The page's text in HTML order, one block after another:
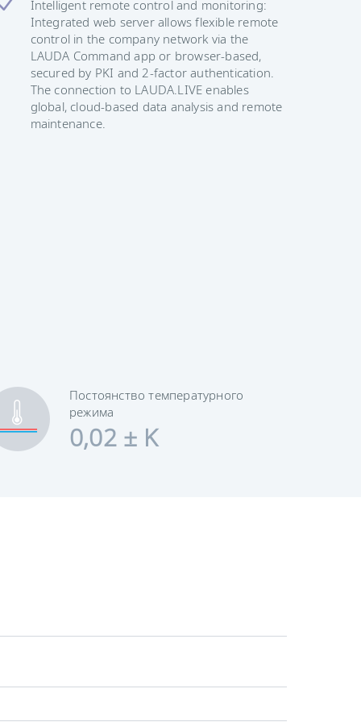
Intelligent remote control and monitoring:
Integrated web server allows flexible remote
control in the company network via the
LAUDA Command app or browser-based,
secured by PKI and 2-factor authentication.
The connection to LAUDA.LIVE enables
global, cloud-based data analysis and remote
maintenance.
Постоянство температурного
режима
0,02 ± K